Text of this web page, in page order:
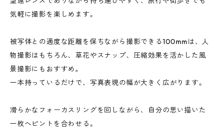
気軽に撮影を楽しめます。
被写体との適度な距離を保ちながら撮影できる100mmは、人
物撮影はもちろん、草花やスナップ、圧縮効果を活かした風
景撮影にもおすすめ。
一本持っているだけで、写真表現の幅が大きく広がります。
滑らかなフォーカスリングを回しながら、自分の思い描いた
一枚へピントを合わせる。